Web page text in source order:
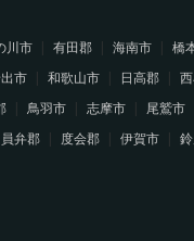
川市 有田郡 海南市 橋
市 和歌山市 日高郡
鳥羽市 志摩市 尾鷲市
員弁郡 度会郡 伊賀市